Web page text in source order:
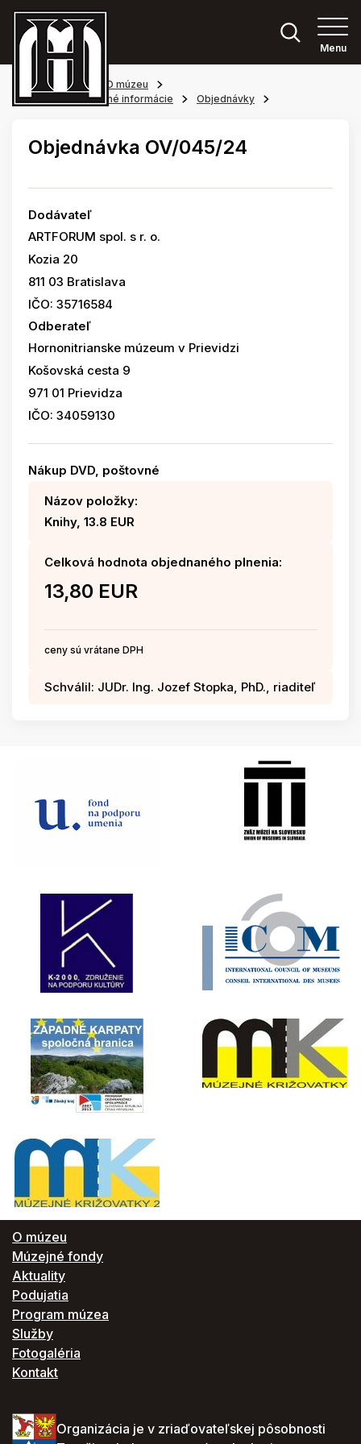
Menu
Hlavná stránka
O múzeu
Povinne zverejňované informácie
Objednávky
Objednávka OV/045/24
Dodávateľ
ARTFORUM spol. s r. o.
Kozia 20
811 03 Bratislava
IČO: 35716584
Odberateľ
Hornonitrianske múzeum v Prievidzi
Košovská cesta 9
971 01 Prievidza
IČO: 34059130
Nákup DVD, poštovné
Názov položky:
Knihy, 13.8 EUR
Celková hodnota objednaného plnenia:
13,80 EUR
ceny sú vrátane DPH
Schválil: JUDr. Ing. Jozef Stopka, PhD., riaditeľ
O múzeu
Múzejné fondy
Aktuality
Podujatia
Program múzea
Služby
Fotogaléria
Kontakt
Organizácia je v zriaďovateľskej pôsobnosti